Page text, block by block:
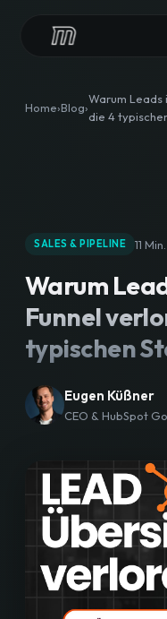
HubSpot Audit
HubSpot Betreuung
Workshops
Blog
Bewertungen
Home Blog
Warum Leads
die 4
SALES & PIPELINE 11
Warum
Funnel
typischen
Eugen Küßner
CEO & HubSpot